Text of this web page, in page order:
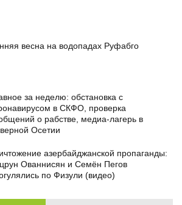
весна на водопадах Руфабго
за неделю: обстановка с
в СКФО, проверка
о рабстве, медиа-лагерь в
Осетии
азербайджанской пропаганды:
Ованнисян и Семён Пегов
по Физули (видео)